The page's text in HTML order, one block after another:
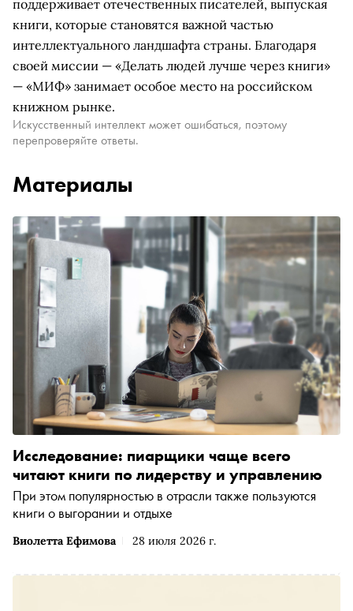
поддерживает отечественных писателей, выпуская
книги, которые становятся важной частью
интеллектуального ландшафта страны. Благодаря
своей миссии — «Делать людей лучше через книги»
— «МИФ» занимает особое место на российском
книжном рынке.
Искусственный интеллект может ошибаться, поэтому
перепроверяйте ответы.
Материалы
Виолетта Ефимова 28 июля 2026 г.
Исследование: пиарщики чаще всего
читают книги по лидерству и управлению
При этом популярностью в отрасли также пользуются
книги о выгорании и отдыхе